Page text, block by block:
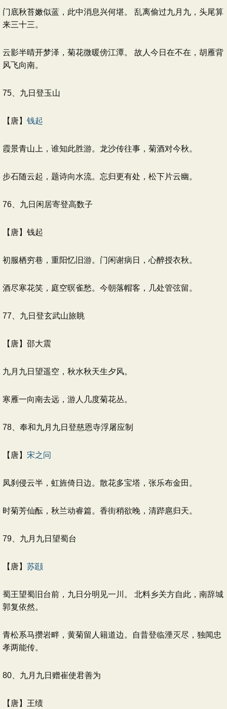
门底秋苔嫩似蓝，此中消息兴何堪。 乱离偷过九月九，头尾算
来三十三。
云影半晴开梦泽，菊花微暖傍江潭。 故人今日在不在，胡雁背
风飞向南。
75、九日登玉山
【唐】 钱起
霞景青山上，谁知此胜游。龙沙传往事，菊酒对今秋。
步石随云起，题诗向水流。忘归更有处，松下片云幽。
76、九日闲居寄登高数子
【唐】钱起
初服栖穷巷，重阳忆旧游。门闲谢病日，心醉授衣秋。
酒尽寒花笑，庭空暝雀愁。今朝落帽客，几处管弦留。
77、九日登玄武山旅眺
【唐】邵大震
九月九日望遥空，秋水秋天生夕风。
寒雁一向南去远，游人几度菊花丛。
78、奉和九月九日登慈恩寺浮屠应制
【唐】 宋之问
凤刹侵云半，虹旌倚日边。散花多宝塔，张乐布金田。
时菊芳仙酝，秋兰动睿篇。香街稍欲晚，清跸扈归天。
79、九月九日望蜀台
【唐】 苏颋
蜀王望蜀旧台前，九日分明见一川。 北料乡关方自此，南辞城
郭复依然。
青松系马攒岩畔，黄菊留人籍道边。自昔登临湮灭尽，独闻忠
孝两能传。
80、九月九日赠崔使君善为
【唐】王绩